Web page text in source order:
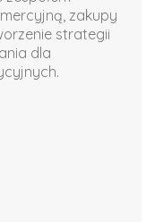
zakupy
strategii
dla